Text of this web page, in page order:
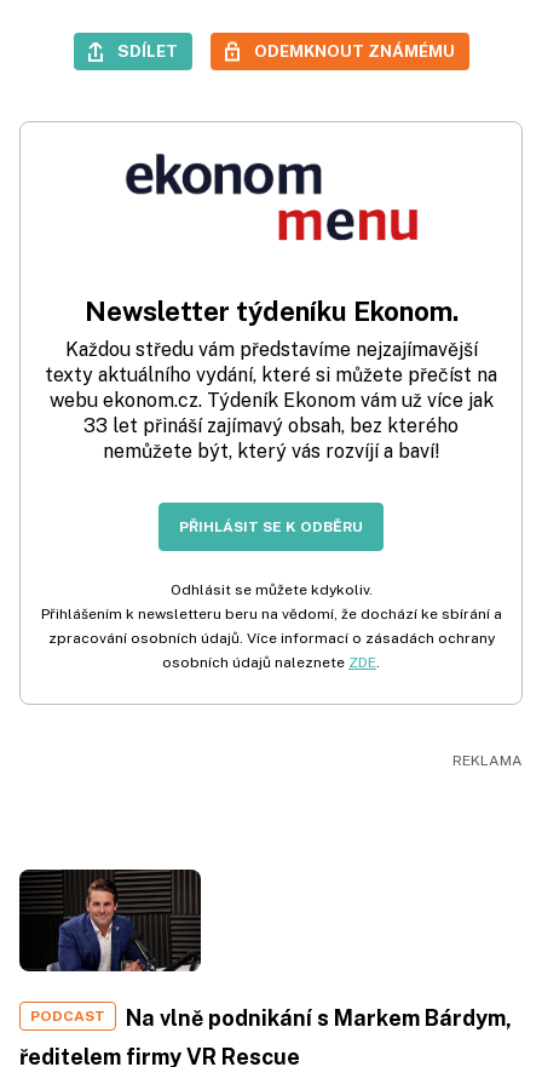
SDÍLET ODEMKNOUT ZNÁMÉMU
Newsletter týdeníku Ekonom.
Každou středu vám představíme nejzajímavější
texty aktuálního vydání, které si můžete přečíst na
webu ekonom.cz. Týdeník Ekonom vám už více jak
33 let přináší zajímavý obsah, bez kterého
nemůžete být, který vás rozvíjí a baví!
PŘIHLÁSIT SE K ODBĚRU
Odhlásit se můžete kdykoliv.
Přihlášením k newsletteru beru na vědomí, že dochází ke sbírání a
zpracování osobních údajů. Více informací o zásadách ochrany
osobních údajů naleznete ZDE.
PODCAST
Na vlně podnikání s Markem Bárdym,
ředitelem firmy VR Rescue